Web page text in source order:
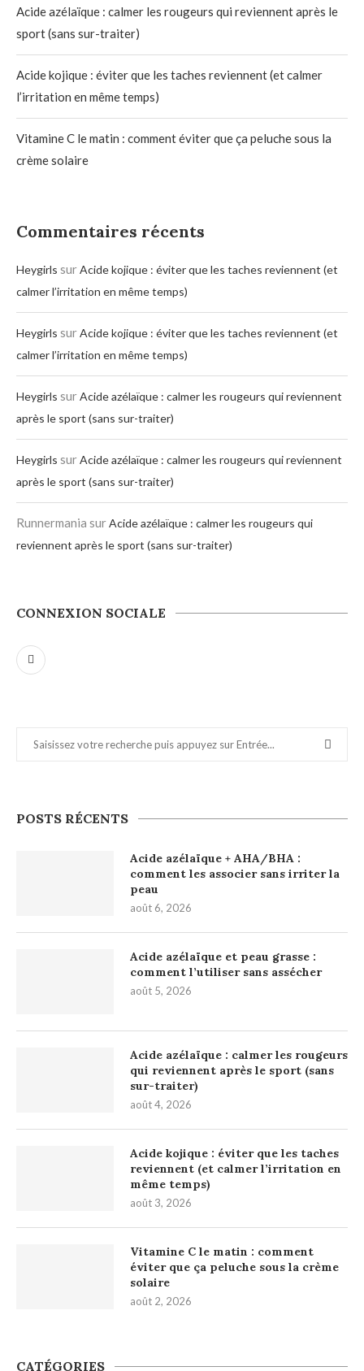
Acide azélaïque : calmer les rougeurs qui reviennent après le
sport (sans sur-traiter)
Acide kojique : éviter que les taches reviennent (et calmer
l’irritation en même temps)
Vitamine C le matin : comment éviter que ça peluche sous la
crème solaire
Commentaires récents
Heygirls surAcide kojique : éviter que les taches reviennent (et
calmer l’irritation en même temps)
Heygirls surAcide kojique : éviter que les taches reviennent (et
calmer l’irritation en même temps)
Heygirls surAcide azélaïque : calmer les rougeurs qui reviennent
après le sport (sans sur-traiter)
Heygirls surAcide azélaïque : calmer les rougeurs qui reviennent
après le sport (sans sur-traiter)
Runnermania surAcide azélaïque : calmer les rougeurs qui
reviennent après le sport (sans sur-traiter)
CONNEXION SOCIALE
POSTS RÉCENTS
Acide azélaïque + AHA/BHA :
comment les associer sans irriter la
peau
août 6, 2026
Acide azélaïque et peau grasse :
comment l’utiliser sans assécher
août 5, 2026
Acide azélaïque : calmer les rougeurs
qui reviennent après le sport (sans
sur-traiter)
août 4, 2026
Acide kojique : éviter que les taches
reviennent (et calmer l’irritation en
même temps)
août 3, 2026
Vitamine C le matin : comment
éviter que ça peluche sous la crème
solaire
août 2, 2026
CATÉGORIES